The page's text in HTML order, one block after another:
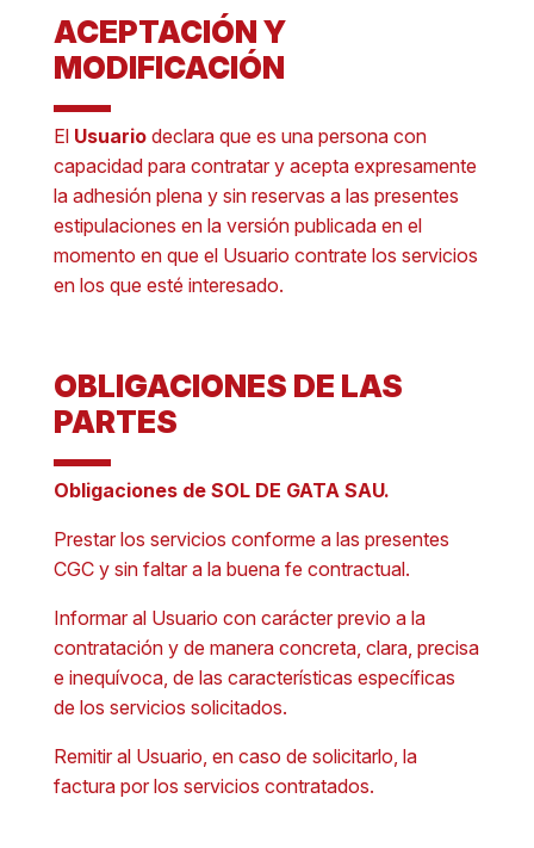
ACEPTACIÓN Y
MODIFICACIÓN
El Usuario declara que es una persona con
capacidad para contratar y acepta expresamente
la adhesión plena y sin reservas a las presentes
estipulaciones en la versión publicada en el
momento en que el Usuario contrate los servicios
en los que esté interesado.
OBLIGACIONES DE LAS
PARTES
Obligaciones de SOL DE GATA SAU.
Prestar los servicios conforme a las presentes
CGC y sin faltar a la buena fe contractual.
Informar al Usuario con carácter previo a la
contratación y de manera concreta, clara, precisa
e inequívoca, de las características específicas
de los servicios solicitados.
Remitir al Usuario, en caso de solicitarlo, la
factura por los servicios contratados.